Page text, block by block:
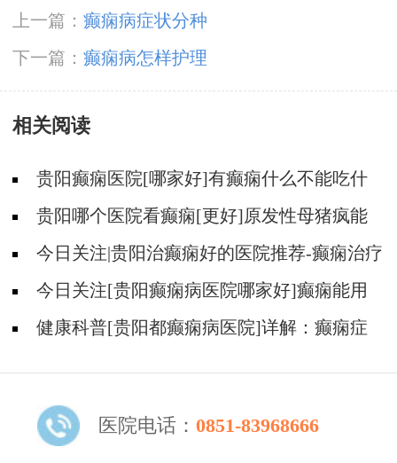
上一篇： 癫痫病症状分种
下一篇： 癫痫病怎样护理
相关阅读
贵阳癫痫医院[哪家好]有癫痫什么不能吃什
么药?贵阳哪个医院看癫痫[更好]原发性母猪疯能
治好吗?
今日关注|贵阳治癫痫好的医院推荐-癫痫治疗
怎么能好?
今日关注[贵阳癫痫病医院哪家好]癫痫能用
中医治疗吗？
健康科普[贵阳都癫痫病医院]详解：癫痫症
医院电话： 0851-83968666